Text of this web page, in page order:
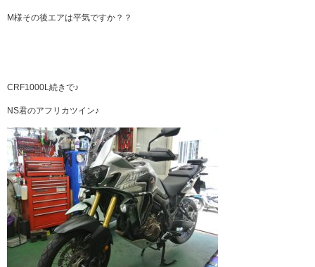
M様その後エアは平気ですか？？
CRF1000L続きで♪
NS君のアフリカツイン♪